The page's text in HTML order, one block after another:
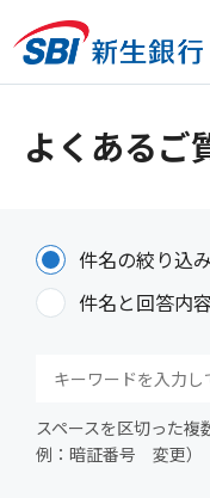
よくあるご
件名の絞り込
件名と回答内
スペースを区切った
例：暗証番号 変更）